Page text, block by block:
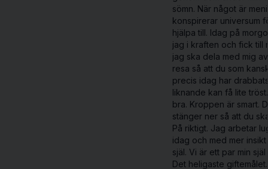
sömn. När något är
konspirerar universum
hjälpa till. Idag på
jag i kraften och fick till
jag ska dela med mig
resa så att du som
precis idag har
liknande kan få lite
bra. Kroppen är smart.
stänger ner så att du
På riktigt. Jag arbetar
idag och med mer insikt
själ. Vi är ett par min
Det heligaste giftemålet.